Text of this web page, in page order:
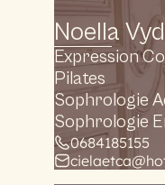
Noella
Expression
Pilates
Sophrologie
Sophrologie
0684185155